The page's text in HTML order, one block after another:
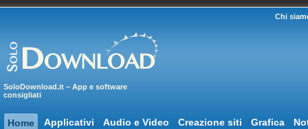
SoloDownload.it – App e software
consigliati
Chi
Home Applicativi Audio e Video Creazione siti Grafica